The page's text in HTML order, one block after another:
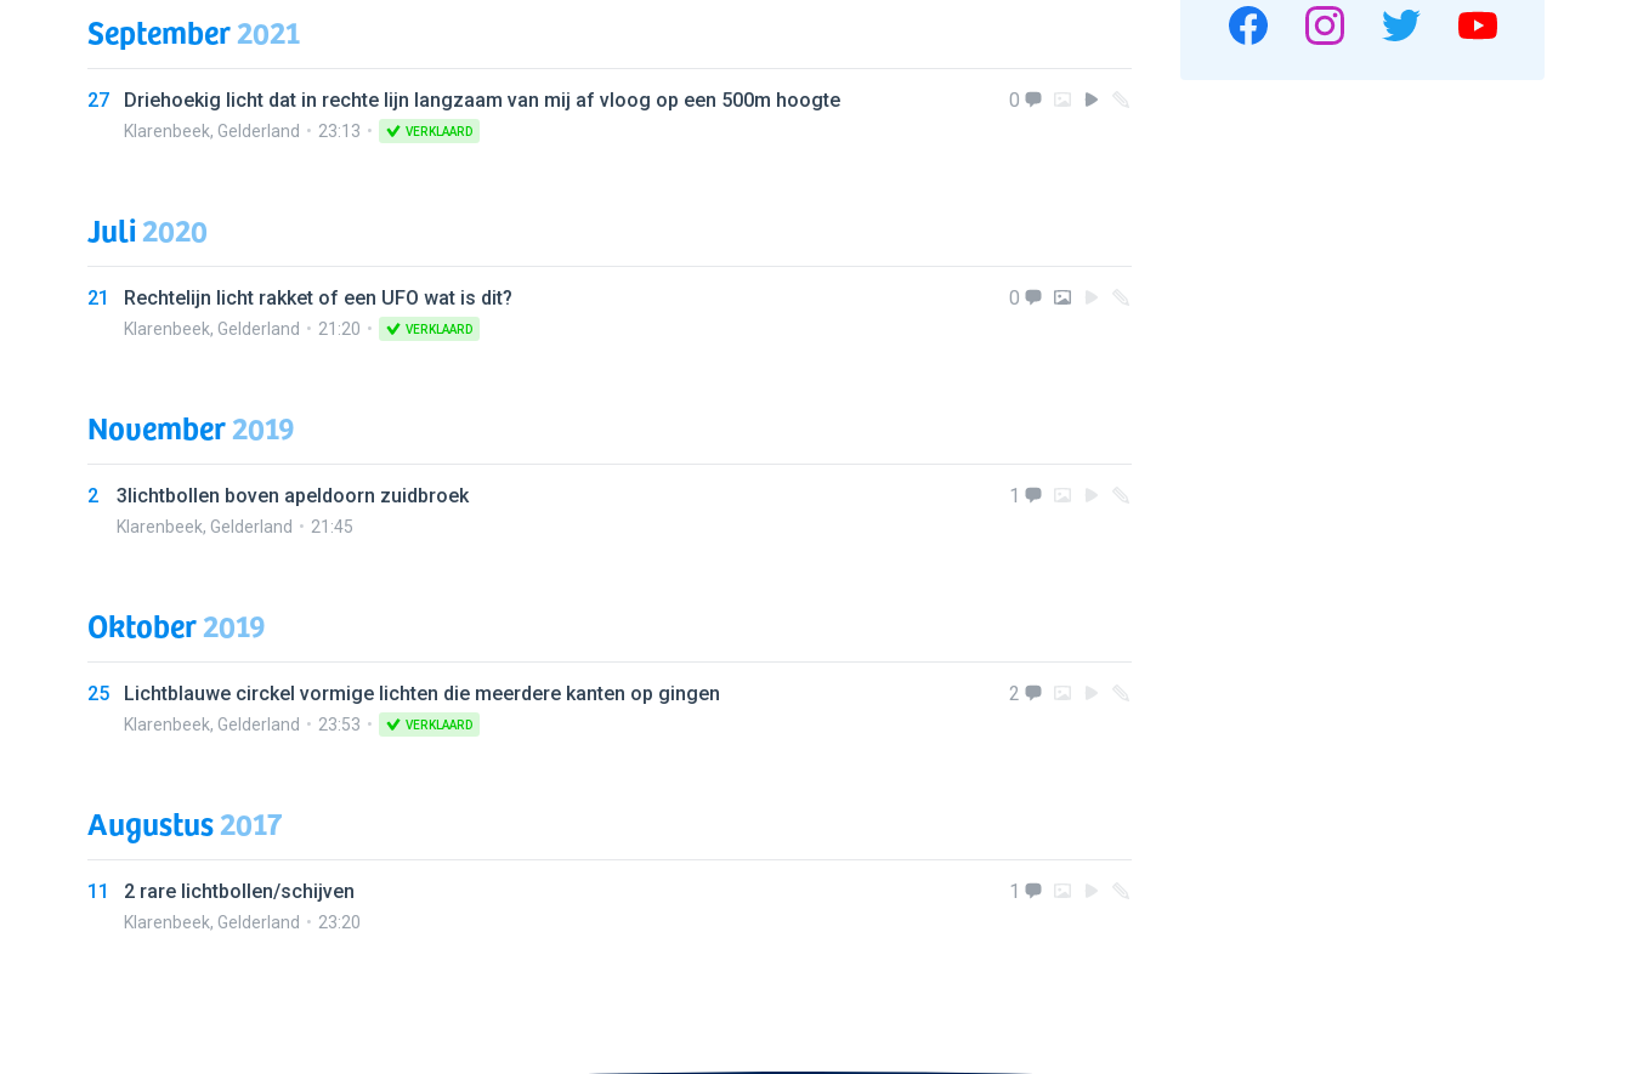
September2021
27 Driehoekig licht dat in rechte lijn langzaam van mij af vloog op een 500m hoogte
Klarenbeek, Gelderland 23:13 VERKLAARD
0
Juli2020
21 Rechtelijn licht rakket of een UFO wat is dit?
Klarenbeek, Gelderland 21:20 VERKLAARD
0
November2019
2 3lichtbollen boven apeldoorn zuidbroek
Klarenbeek, Gelderland 21:45
1
Oktober2019
25 Lichtblauwe circkel vormige lichten die meerdere kanten op gingen
Klarenbeek, Gelderland 23:53 VERKLAARD
2
Augustus2017
11 2 rare lichtbollen/schijven
Klarenbeek, Gelderland 23:20
1